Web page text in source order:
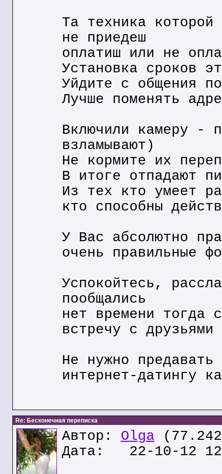
Та техника
не приедеш
оплатиш или не
Установка сроков
Уйдите с общения
Лучше поменять
Включили камеру -
взламывают)
Не кормите их
В итоге отпадают
Из тех кто умеет
кто способны
У Вас абсолютно
очень правильные
Успокойтесь,
пообщались
нет времени тогда
встречу с друзьями
Не нужно предавать
интернет-датингу
Re: Бесконечная переписка
Автор: Olga
Дата: 22-10-12